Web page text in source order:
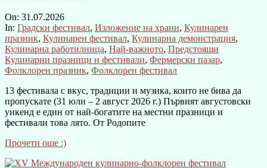
On: 31.07.2026
In: Градски фестивал, Изложение на храни, Кулинарен
празник, Кулинарен фестивал, Кулинарна демонстрация,
Кулинарна работилница, Най-важното, Предстоящи
Кулинарни празници и фестивали, Фермерски пазар,
Фолклорен празник, Фолклорен фестивал
13 фестивала с вкус, традиции и музика, които не бива да
пропускате (31 юли – 2 август 2026 г.) Първият августовски
уикенд е един от най-богатите на местни празници и
фестивали това лято. От Родопите
Прочети още :)